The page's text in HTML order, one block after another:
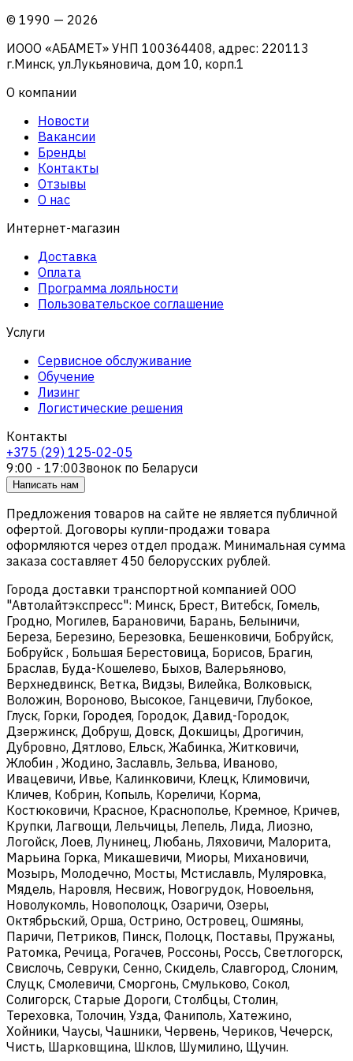
© 1990 — 2026
ИООО «АБАМЕТ» УНП 100364408, адрес: 220113
г.Минск, ул.Лукьяновича, дом 10, корп.1
О компании
Новости
Вакансии
Бренды
Контакты
Отзывы
О нас
Интернет-магазин
Доставка
Оплата
Программа лояльности
Пользовательское соглашение
Услуги
Сервисное обслуживание
Обучение
Лизинг
Логистические решения
Контакты
+375 (29) 125-02-05
9:00 - 17:00Звонок по Беларуси
Написать нам
Предложения товаров на сайте не является публичной
офертой. Договоры купли-продажи товара
оформляются через отдел продаж. Минимальная сумма
заказа составляет 450 белорусских рублей.
Города доставки транспортной компанией ООО
"Автолайтэкспресс": Минск, Брест, Витебск, Гомель,
Гродно, Могилев, Барановичи, Барань, Белыничи,
Береза, Березино, Березовка, Бешенковичи, Бобруйск,
Бобруйск , Большая Берестовица, Борисов, Брагин,
Браслав, Буда-Кошелево, Быхов, Валерьяново,
Верхнедвинск, Ветка, Видзы, Вилейка, Волковыск,
Воложин, Вороново, Высокое, Ганцевичи, Глубокое,
Глуск, Горки, Городея, Городок, Давид-Городок,
Дзержинск, Добруш, Довск, Докшицы, Дрогичин,
Дубровно, Дятлово, Ельск, Жабинка, Житковичи,
Жлобин , Жодино, Заславль, Зельва, Иваново,
Ивацевичи, Ивье, Калинковичи, Клецк, Климовичи,
Кличев, Кобрин, Копыль, Кореличи, Корма,
Костюковичи, Красное, Краснополье, Кремное, Кричев,
Крупки, Лагвощи, Лельчицы, Лепель, Лида, Лиозно,
Логойск, Лоев, Лунинец, Любань, Ляховичи, Малорита,
Марьина Горка, Микашевичи, Миоры, Михановичи,
Мозырь, Молодечно, Мосты, Мстиславль, Муляровка,
Мядель, Наровля, Несвиж, Новогрудок, Новоельня,
Новолукомль, Новополоцк, Озаричи, Озеры,
Октябрьский, Орша, Острино, Островец, Ошмяны,
Паричи, Петриков, Пинск, Полоцк, Поставы, Пружаны,
Ратомка, Речица, Рогачев, Россоны, Россь, Светлогорск,
Свислочь, Севруки, Сенно, Скидель, Славгород, Слоним,
Слуцк, Смолевичи, Сморгонь, Смульково, Сокол,
Солигорск, Старые Дороги, Столбцы, Столин,
Тереховка, Толочин, Узда, Фаниполь, Хатежино,
Хойники, Чаусы, Чашники, Червень, Чериков, Чечерск,
Чисть, Шарковщина, Шклов, Шумилино, Щучин.